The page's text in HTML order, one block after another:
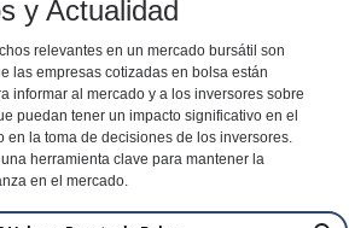
y Actualidad
relevantes en un mercado bursátil son
las empresas cotizadas en bolsa están
informar al mercado y a los inversores sobre
puedan tener un impacto significativo en el
en la toma de decisiones de los inversores.
herramienta clave para mantener la
en el mercado.